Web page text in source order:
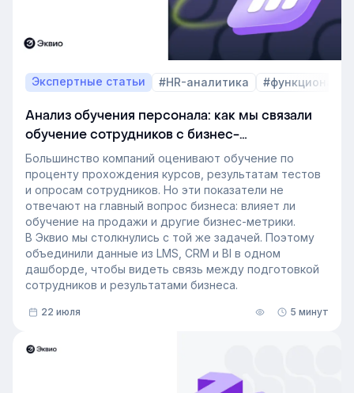
Эквио Леонида Бутакова для подкаста HR4People.
Экспертные статьи #HR-аналитика #функционал
Анализ обучения персонала: как мы связали
обучение сотрудников с бизнес-
показателями
Большинство компаний оценивают обучение по
проценту прохождения курсов, результатам тестов
и опросам сотрудников. Но эти показатели не
отвечают на главный вопрос бизнеса: влияет ли
обучение на продажи и другие бизнес-метрики.
В Эквио мы столкнулись с той же задачей. Поэтому
объединили данные из LMS, CRM и BI в одном
дашборде, чтобы видеть связь между подготовкой
сотрудников и результатами бизнеса.
22 июля 5 минут